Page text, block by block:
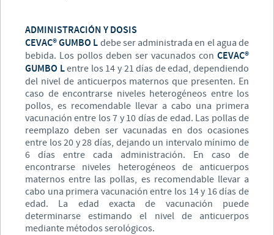
ADMINISTRACIÓN Y DOSIS
CEVAC® GUMBO L debe ser administrada en el agua de
bebida. Los pollos deben ser vacunados con CEVAC®
GUMBO Lentre los 14 y 21 días de edad, dependiendo
del nivel de anticuerpos maternos que presenten. En
caso de encontrarse niveles heterogéneos entre los
pollos, es recomendable llevar a cabo una primera
vacunación entre los 7 y 10 días de edad. Las pollas de
reemplazo deben ser vacunadas en dos ocasiones
entre los 20 y 28 días, dejando un intervalo mínimo de
6 días entre cada administración. En caso de
encontrarse niveles heterogéneos de anticuerpos
maternos entre las pollas, es recomendable llevar a
cabo una primera vacunación entre los 14 y 16 días de
edad. La edad exacta de vacunación puede
determinarse estimando el nivel de anticuerpos
mediante métodos serológicos.